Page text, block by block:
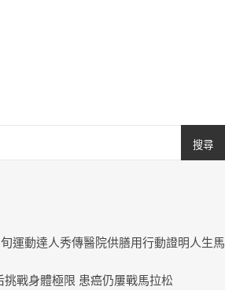
搜尋
運動達人秀傳醫院供膳用行動證明人生馬
戰身體極限 患癌仍屢戰馬拉松